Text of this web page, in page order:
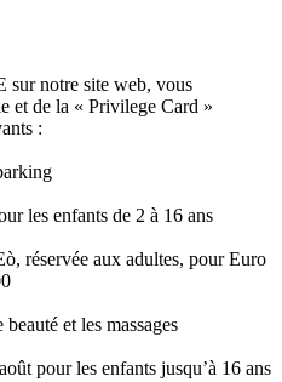
notre site web, vous
et de la « Privilege Card »
:
les enfants de 2 à 16 ans
réservée aux adultes, pour Euro
et les massages
pour les enfants jusqu’à 16 ans